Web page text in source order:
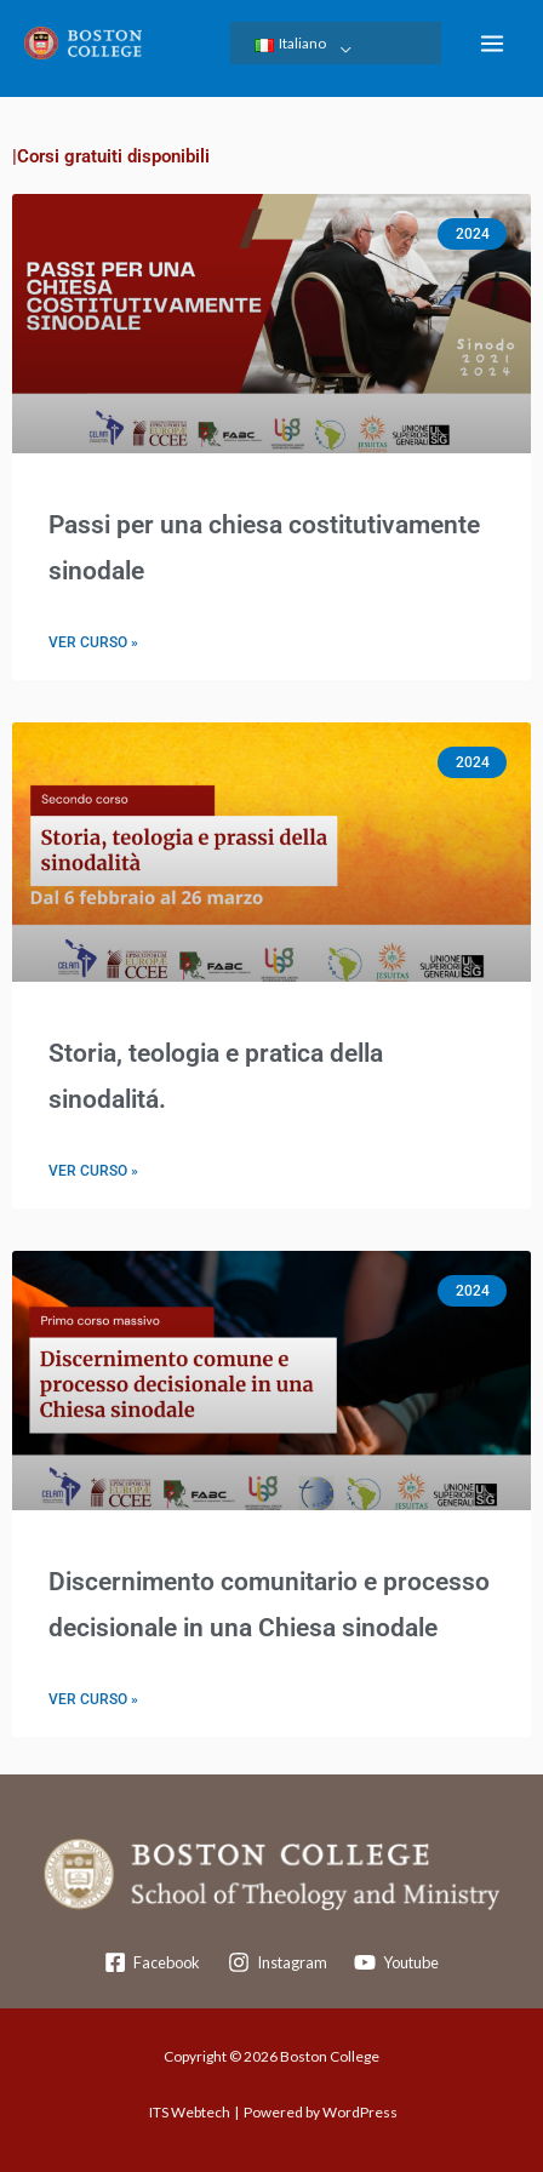
Italiano
|Corsi gratuiti disponibili
2024
Passi per una chiesa costitutivamente
sinodale
VER CURSO »
2024
Storia, teologia e pratica della
sinodalitá.
VER CURSO »
2024
Discernimento comunitario e processo
decisionale in una Chiesa sinodale
VER CURSO »
Facebook Instagram Youtube
Copyright © 2026 Boston College
ITS Webtech | Powered by WordPress